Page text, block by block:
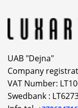
UAB "Dejna"
Company
VAT Number:
Swedbank :